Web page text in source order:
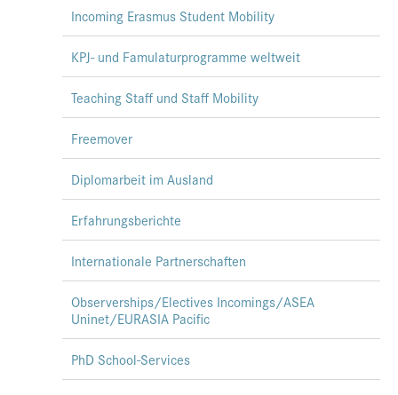
Incoming Erasmus Student Mobility
KPJ- und Famulaturprogramme weltweit
Teaching Staff und Staff Mobility
Freemover
Diplomarbeit im Ausland
Erfahrungsberichte
Internationale Partnerschaften
Observerships/Electives Incomings/ASEA
Uninet/EURASIA Pacific
PhD School-Services